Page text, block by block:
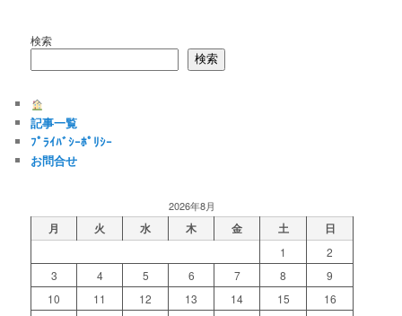
検索
検索
記事一覧
ﾌﾟﾗｲﾊﾞｼｰﾎﾟﾘｼｰ
お問合せ
2026年8月
月 火 水 木 金 土 日
1
2
3
4 5 6 7 8
9
10
11 12 13 14 15
16